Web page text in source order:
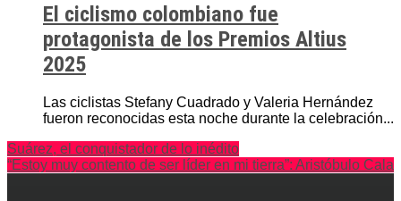
El ciclismo colombiano fue
protagonista de los Premios Altius
2025
Las ciclistas Stefany Cuadrado y Valeria Hernández
fueron reconocidas esta noche durante la celebración...
Suárez, el conquistador de lo inédito
“Estoy muy contento de ser líder en mi tierra”: Aristóbulo Cala